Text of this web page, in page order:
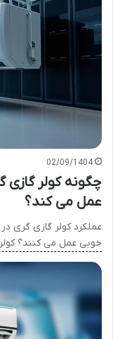
02/09/1404
چگونه کولر
عمل می کند؟
عملکرد کولر گازی گری
خوبی عمل می کنند؟